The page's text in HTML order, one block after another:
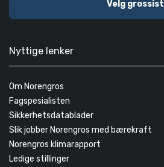
Velg grossist
Nyttige lenker
Om Norengros
Fagspesialisten
Sikkerhetsdatablader
Slik jobber Norengros med bærekraft
Norengros klimarapport
Ledige stillinger